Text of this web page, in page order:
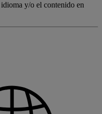
y/o el contenido en